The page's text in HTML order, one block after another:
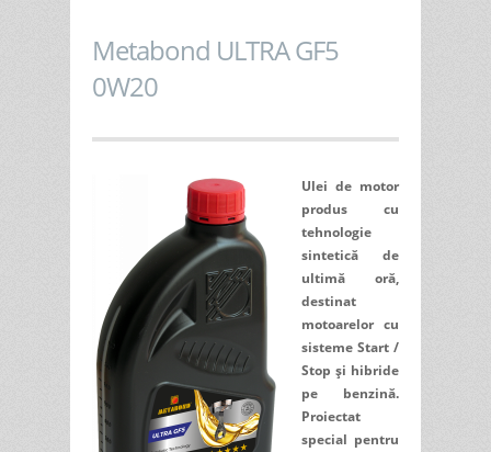
Metabond ULTRA GF5
0W20
Ulei de motor
produs cu
tehnologie
sintetică de
ultimă oră,
destinat
motoarelor cu
sisteme Start /
Stop și hibride
pe benzină.
Proiectat
special pentru